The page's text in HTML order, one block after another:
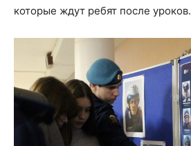
которые ждут ребят после уроков.